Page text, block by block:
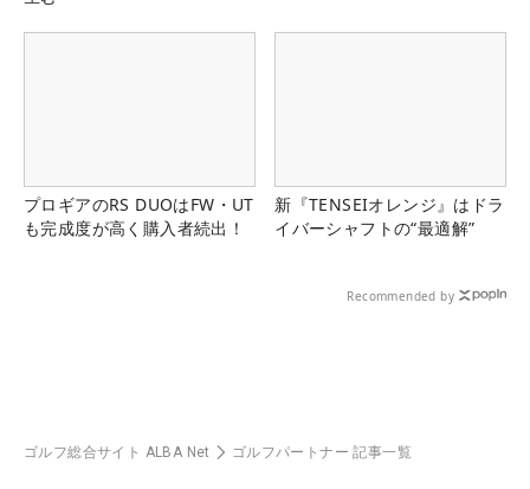
プロギアのRS DUOはFW・UT
も完成度が高く購入者続出！
新『TENSEIオレンジ』はドラ
イバーシャフトの“最適解”
Recommended by
ゴルフ総合サイト ALBA Net ゴルフパートナー 記事一覧